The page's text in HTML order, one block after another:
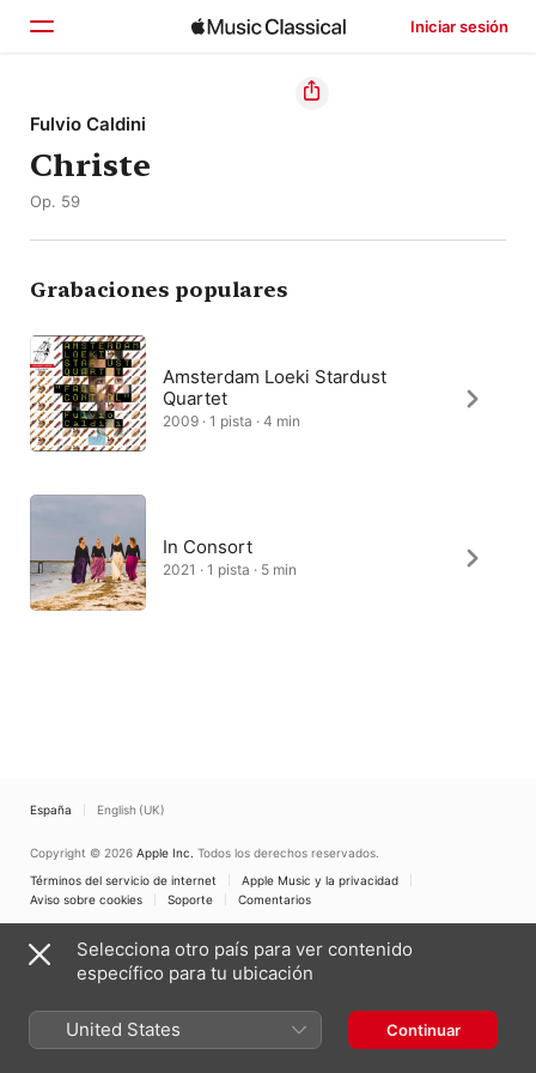
Iniciar sesión
Inicio
Explorar
Fulvio Caldini
Christe
Op. 59
Grabaciones populares
Amsterdam Loeki Stardust
Quartet
2009 · 1 pista · 4 min
In Consort
2021 · 1 pista · 5 min
España English (UK)
Copyright © 2026 Apple Inc. Todos los derechos reservados.
Términos del servicio de internet
Apple Music y la privacidad
Aviso sobre cookies
Soporte Comentarios
Selecciona otro país para ver contenido
específico para tu ubicación
United States Continuar